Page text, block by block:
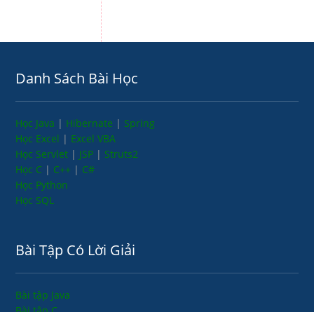
Danh Sách Bài Học
Học Java | Hibernate | Spring
Học Excel | Excel VBA
Học Servlet | JSP | Struts2
Học C | C++ | C#
Học Python
Học SQL
Bài Tập Có Lời Giải
Bài tập Java